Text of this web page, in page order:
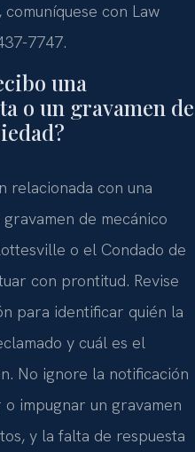
con Law
7747.
una
o un gravamen de
relacionada con una
de mecánico
o el Condado de
con prontitud. Revise
para identificar quién la
y cuál es el
No ignore la notificación
impugnar un gravamen
y la falta de respuesta